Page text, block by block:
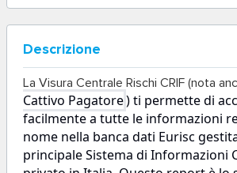
Descrizione
La Visura Centrale Rischi CRIF (nota
Cattivo Pagatore) ti permette di
facilmente a tutte le informazioni
nome nella banca dati Eurisc
principale Sistema di Informazioni